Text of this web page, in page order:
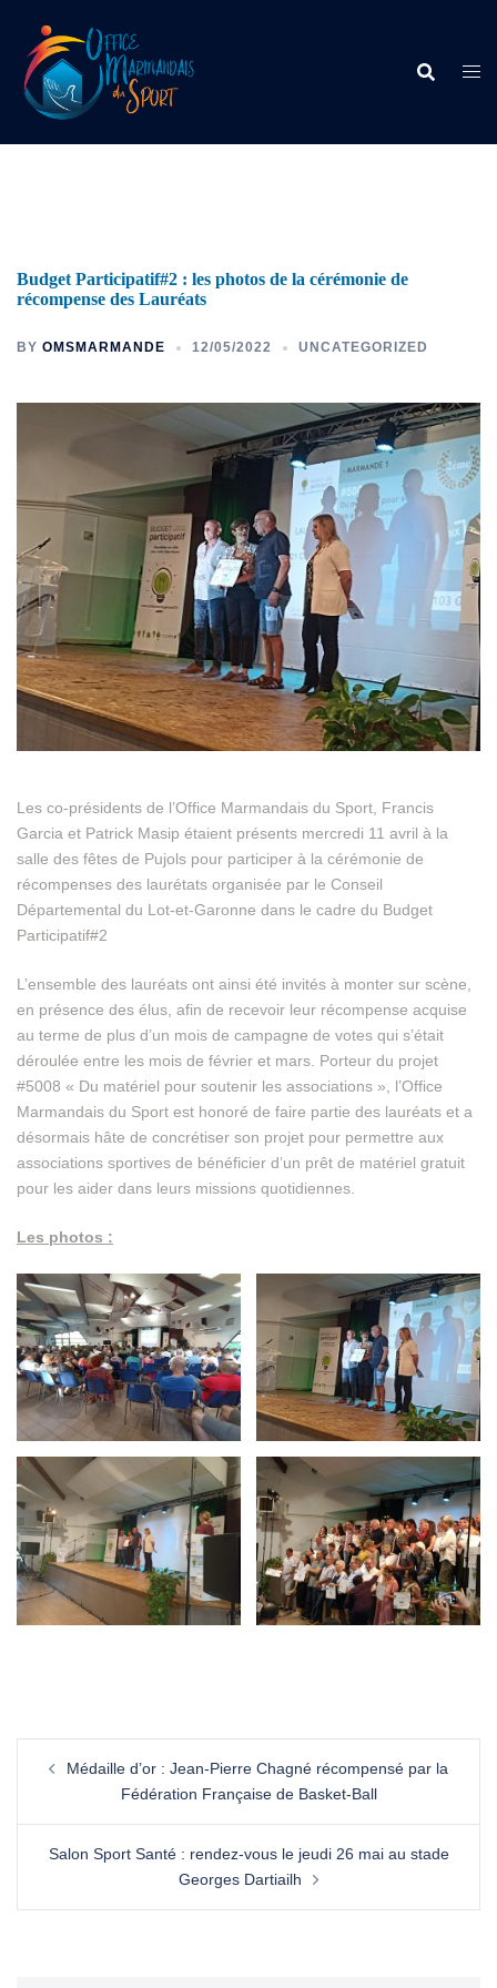
Budget Participatif#2 : les photos de la cérémonie de
récompense des Lauréats
BY OMSMARMANDE 12/05/2022 UNCATEGORIZED
Les co-présidents de l’Office Marmandais du Sport, Francis
Garcia et Patrick Masip étaient présents mercredi 11 avril à la
salle des fêtes de Pujols pour participer à la cérémonie de
récompenses des laurétats organisée par le Conseil
Départemental du Lot-et-Garonne dans le cadre du Budget
Participatif#2
L’ensemble des lauréats ont ainsi été invités à monter sur scène,
en présence des élus, afin de recevoir leur récompense acquise
au terme de plus d’un mois de campagne de votes qui s’était
déroulée entre les mois de février et mars. Porteur du projet
#5008 « Du matériel pour soutenir les associations », l’Office
Marmandais du Sport est honoré de faire partie des lauréats et a
désormais hâte de concrétiser son projet pour permettre aux
associations sportives de bénéficier d’un prêt de matériel gratuit
pour les aider dans leurs missions quotidiennes.
Les photos :
Médaille d’or : Jean-Pierre Chagné récompensé par la
Fédération Française de Basket-Ball
Salon Sport Santé : rendez-vous le jeudi 26 mai au stade
Georges Dartiailh